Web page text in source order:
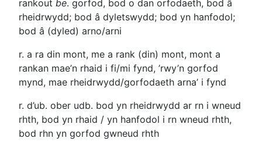
rankout be. gorfod, bod o dan orfodaeth, bod â
rheidrwydd; bod â dyletswydd; bod yn hanfodol;
bod â (dyled) arno/arni
r. a ra din mont, me a rank (din) mont, mont a
rankan mae’n rhaid i fi/mi fynd, ’rwy’n gorfod
mynd, mae rheidrwydd/gorfodaeth arna’ i fynd
r. d’ub. ober udb. bod yn rheidrwydd ar rn i wneud
rhth, bod yn rhaid / yn hanfodol i rn wneud rhth,
bod rhn yn gorfod gwneud rhth